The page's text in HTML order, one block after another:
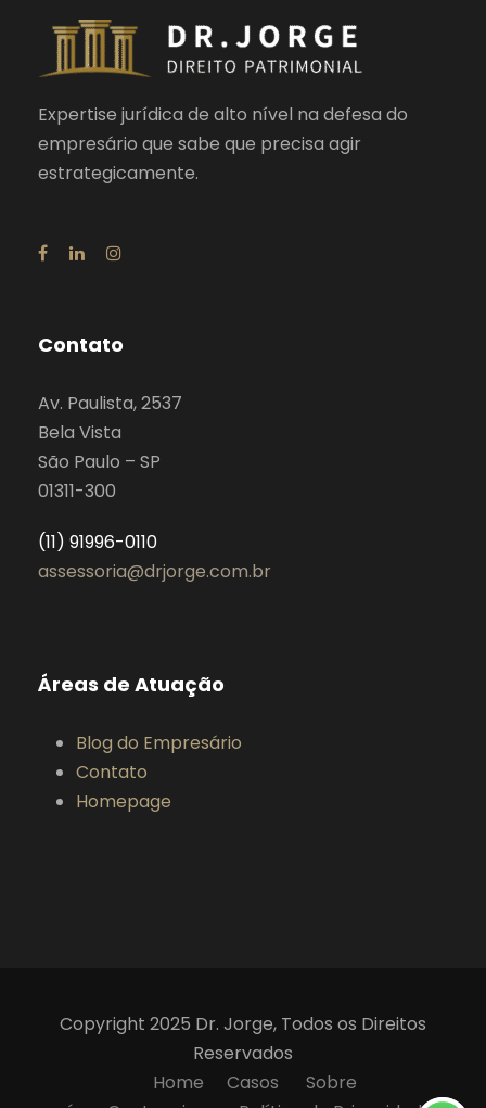
Expertise jurídica de alto nível na defesa do
empresário que sabe que precisa agir
estrategicamente.
Contato
Av. Paulista, 2537
Bela Vista
São Paulo – SP
01311-300
(11) 91996-0110
assessoria@drjorge.com.br
Áreas de Atuação
Blog do Empresário
Contato
Homepage
Copyright 2025 Dr. Jorge, Todos os Direitos
Reservados
Home
Casos
Sobre